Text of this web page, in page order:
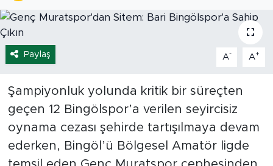
Paylaş A- A+
Şampiyonluk yolunda kritik bir süreçten
geçen 12 Bingölspor’a verilen seyircisiz
oynama cezası şehirde tartışılmaya devam
ederken, Bingöl’ü Bölgesel Amatör ligde
Yaşam
Sağlık
Eğitim
Hava Durumu